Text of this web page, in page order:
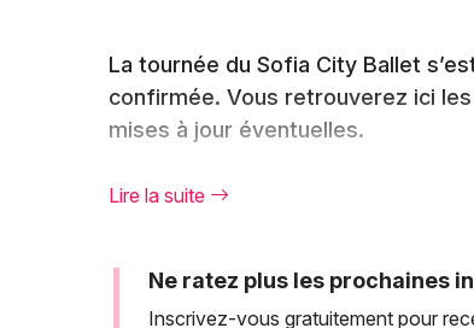
La tournée du Sofia City Ballet
confirmée. Vous retrouverez ici
mises à jour éventuelles.
2025-2026
Le Sofia City Ballet avait dévoilé un
Lire la suite
Ne ratez plus les prochaines
Inscrivez-vous gratuitement pour